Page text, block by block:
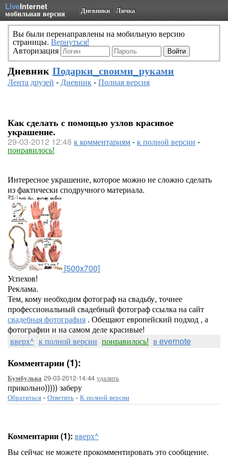
LiveInternet
мобильная версия Дневники Личка
Вы были перенаправлены на мобильную версию
страницы. Вернуться!
Авторизация
Дневник Подарки_своими_руками
Лента друзей -Дневник-Полная версия
Как сделать с помощью узлов красивое
украшение.
29-03-2012 12:48 к комментариям-к полной версии -
понравилось!
Интересное украшение, которое можно не сложно сделать
из фактически сподручного материала.
[500x700]
Успехов!
Реклама.
Тем, кому необходим фотограф на свадьбу, точнее
профессиональный свадебный фотограф ссылка на сайт
свадебная фотография . Обещают европейский подход , а
фотографии и на самом деле красивые!
вверх^ к полной версии понравилось! в evernote
Комментарии (1):
Бумбулька 29-03-2012-14:44 удалить
прикольно))))) заберу
Обратиться - Ответить - К полной версии
Комментарии (1): вверх^
Вы сейчас не можете прокомментировать это сообщение.